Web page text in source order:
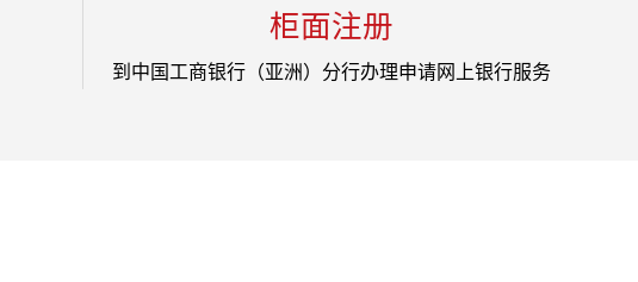
柜面注册
到中国工商银行（亚洲）分行办理申请网上银行服务